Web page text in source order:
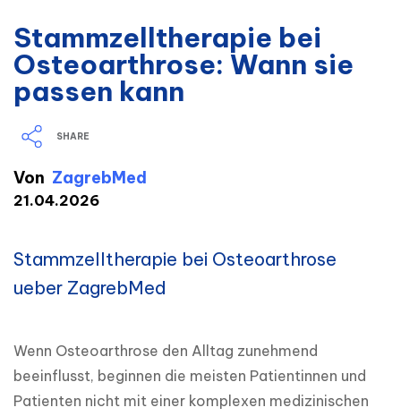
Stammzelltherapie bei
Osteoarthrose: Wann sie
passen kann
SHARE
Von ZagrebMed
21.04.2026
Stammzelltherapie bei Osteoarthrose
ueber ZagrebMed
Wenn Osteoarthrose den Alltag zunehmend
beeinflusst, beginnen die meisten Patientinnen und
Patienten nicht mit einer komplexen medizinischen